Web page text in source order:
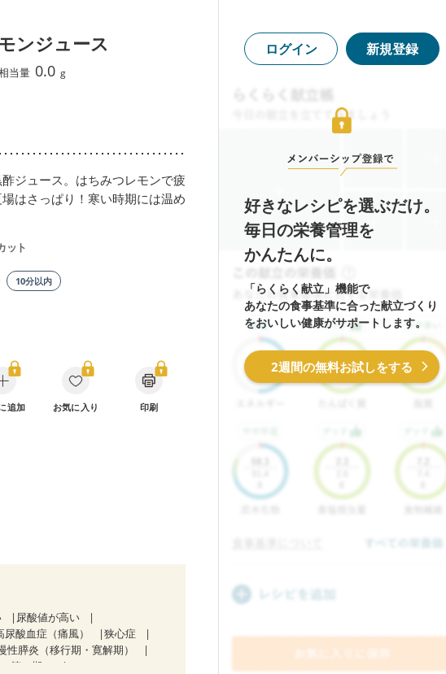
ンジュース
当量 0.0 g
ジュース。はちみつレモンで疲
はさっぱり！寒い時期には温め
ット
10分以内
追加 お気に入り 印刷
尿酸値が高い
尿酸血症（痛風）
狭心症
性膵炎（移行期・寛解期）
第１期）
ログイン 新規登録
好きなレシピを選ぶだけ。
毎日の栄養管理を
かんたんに。
「らくらく献立」機能で
あなたの食事基準に合った献立づくり
をおいしい健康がサポートします。
2週間の無料お試しをする